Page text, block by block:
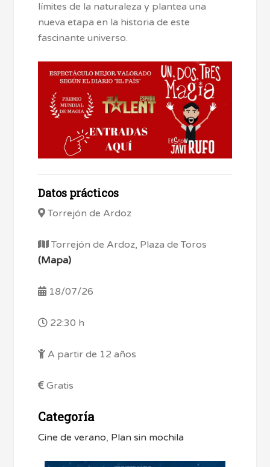
límites de la naturaleza y plantea una
nueva etapa en la historia de este
fascinante universo.
Datos prácticos
Torrejón de Ardoz
Torrejón de Ardoz, Plaza de Toros
(Mapa)
18/07/26
22:30 h
A partir de 12 años
Gratis
Categoría
Cine de verano, Plan sin mochila